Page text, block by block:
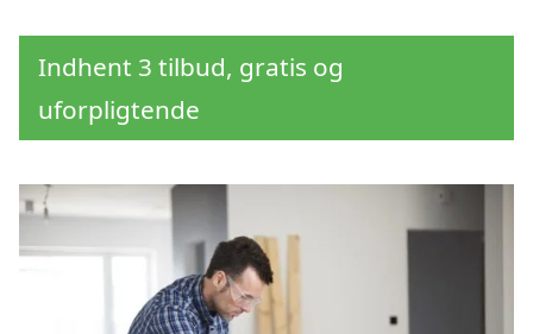
Indhent 3 tilbud, gratis og
uforpligtende